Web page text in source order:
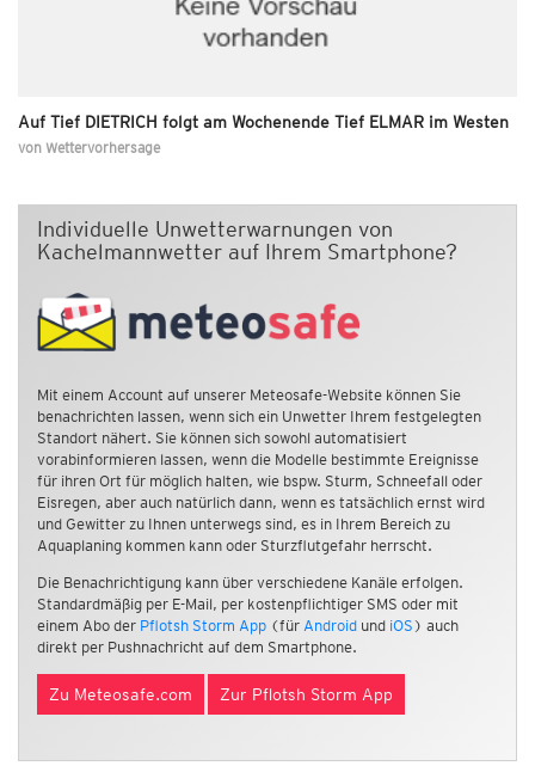
Auf Tief DIETRICH folgt am Wochenende Tief ELMAR im Westen
von Wettervorhersage
Individuelle Unwetterwarnungen von
Kachelmannwetter auf Ihrem Smartphone?
Mit einem Account auf unserer Meteosafe-Website können Sie
benachrichten lassen, wenn sich ein Unwetter Ihrem festgelegten
Standort nähert. Sie können sich sowohl automatisiert
vorabinformieren lassen, wenn die Modelle bestimmte Ereignisse
für ihren Ort für möglich halten, wie bspw. Sturm, Schneefall oder
Eisregen, aber auch natürlich dann, wenn es tatsächlich ernst wird
und Gewitter zu Ihnen unterwegs sind, es in Ihrem Bereich zu
Aquaplaning kommen kann oder Sturzflutgefahr herrscht.
Die Benachrichtigung kann über verschiedene Kanäle erfolgen.
Standardmäßig per E-Mail, per kostenpflichtiger SMS oder mit
einem Abo der Pflotsh Storm App (für Android und iOS ) auch
direkt per Pushnachricht auf dem Smartphone.
Zu Meteosafe.com Zur Pflotsh Storm App